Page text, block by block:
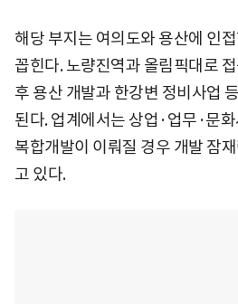
해당 부지는 여의도와 용산에 인
꼽힌다. 노량진역과 올림픽대로
후 용산 개발과 한강변 정비사업
된다. 업계에서는 상업·업무·문
복합개발이 이뤄질 경우 개발 잠
고 있다.